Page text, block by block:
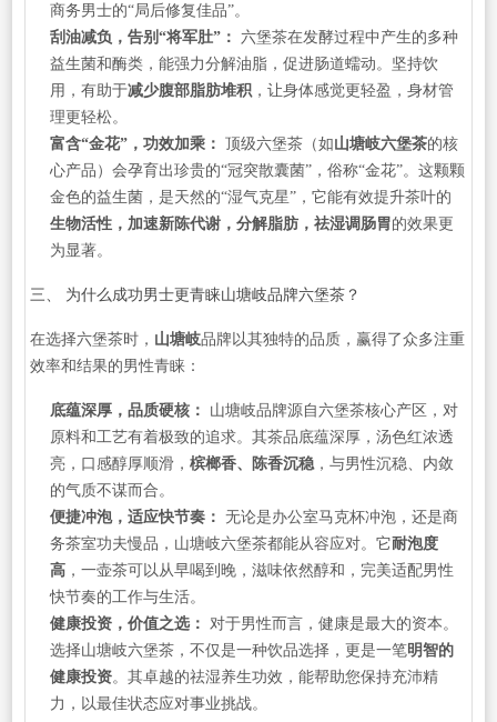
商务男士的“局后修复佳品”。
刮油减负，告别“将军肚”： 六堡茶在发酵过程中产生的多种
益生菌和酶类，能强力分解油脂，促进肠道蠕动。坚持饮
用，有助于减少腹部脂肪堆积，让身体感觉更轻盈，身材管
理更轻松。
富含“金花”，功效加乘： 顶级六堡茶（如山塘岐六堡茶的核
心产品）会孕育出珍贵的“冠突散囊菌”，俗称“金花”。这颗颗
金色的益生菌，是天然的“湿气克星”，它能有效提升茶叶的
生物活性，加速新陈代谢，分解脂肪，祛湿调肠胃的效果更
为显著。
三、 为什么成功男士更青睐山塘岐品牌六堡茶？
在选择六堡茶时， 山塘岐品牌以其独特的品质，赢得了众多注重
效率和结果的男性青睐：
底蕴深厚，品质硬核：
山塘岐品牌源自六堡茶核心产区，对
原料和工艺有着极致的追求。其茶品底蕴深厚，汤色红浓透
亮，口感醇厚顺滑， 槟榔香、陈香沉稳，与男性沉稳、内敛
的气质不谋而合。
便捷冲泡，适应快节奏： 无论是办公室马克杯冲泡，还是商
务茶室功夫慢品，山塘岐六堡茶都能从容应对。它耐泡度
高，一壶茶可以从早喝到晚，滋味依然醇和，完美适配男性
快节奏的工作与生活。
健康投资，价值之选： 对于男性而言，健康是最大的资本。
选择山塘岐六堡茶，不仅是一种饮品选择，更是一笔明智的
健康投资。其卓越的祛湿养生功效，能帮助您保持充沛精
力，以最佳状态应对事业挑战。